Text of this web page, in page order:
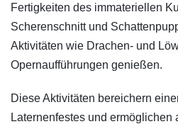
Fertigkeiten des immateriellen
Scherenschnitt und
Aktivitäten wie Drachen- und
Opernaufführungen genießen.
Diese Aktivitäten bereichern
Laternenfestes und ermöglichen